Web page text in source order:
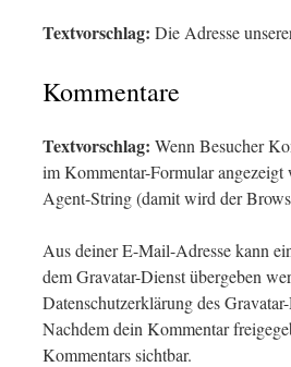
Textvorschlag: Die Adresse
Kommentare
Textvorschlag: Wenn Besucher
im Kommentar-Formular angezeigt
Agent-String (damit wird der
Aus deiner E-Mail-Adresse kann
dem Gravatar-Dienst übergeben
Datenschutzerklärung des
Nachdem dein Kommentar
Kommentars sichtbar.